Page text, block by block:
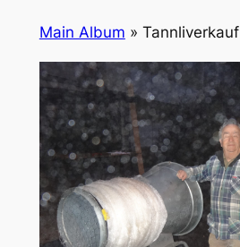
Main Album » Tannliverkauf